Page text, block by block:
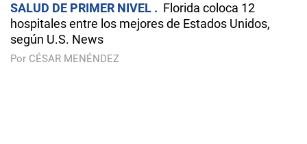
SALUD DE PRIMER NIVEL
Florida coloca 12
hospitales entre los mejores de Estados Unidos,
según U.S. News
Por CÉSAR MENÉNDEZ